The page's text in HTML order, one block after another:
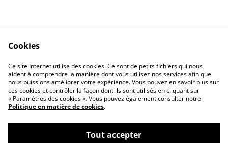
Politique de
confidentialité
Politique de cookies
Cookies
Ce site Internet utilise des cookies. Ce sont de petits fichiers qui nous
aident à comprendre la manière dont vous utilisez nos services afin que
nous puissions améliorer votre expérience. Vous pouvez en savoir plus sur
ces cookies et contrôler la façon dont ils sont utilisés en cliquant sur
« Paramètres des cookies ». Vous pouvez également consulter notre
Politique en matière de cookies.
Tout accepter